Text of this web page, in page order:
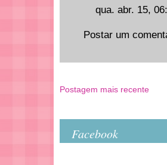
qua. abr. 15,
Postar um
Postagem mais recente
Facebook